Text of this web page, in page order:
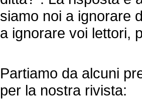
siamo noi a ignorare
a ignorare voi lettori,
Partiamo da alcuni
per la nostra rivista: